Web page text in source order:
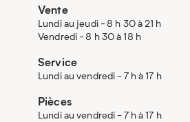
Vente
Lundi au jeudi - 8 h 30 à 21 h
Vendredi - 8 h 30 à 18 h
Service
Lundi au vendredi - 7 h à 17 h
Pièces
Lundi au vendredi - 7 h à 17 h